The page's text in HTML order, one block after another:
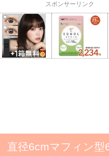
スポンサーリンク
直径6cmマフィン型